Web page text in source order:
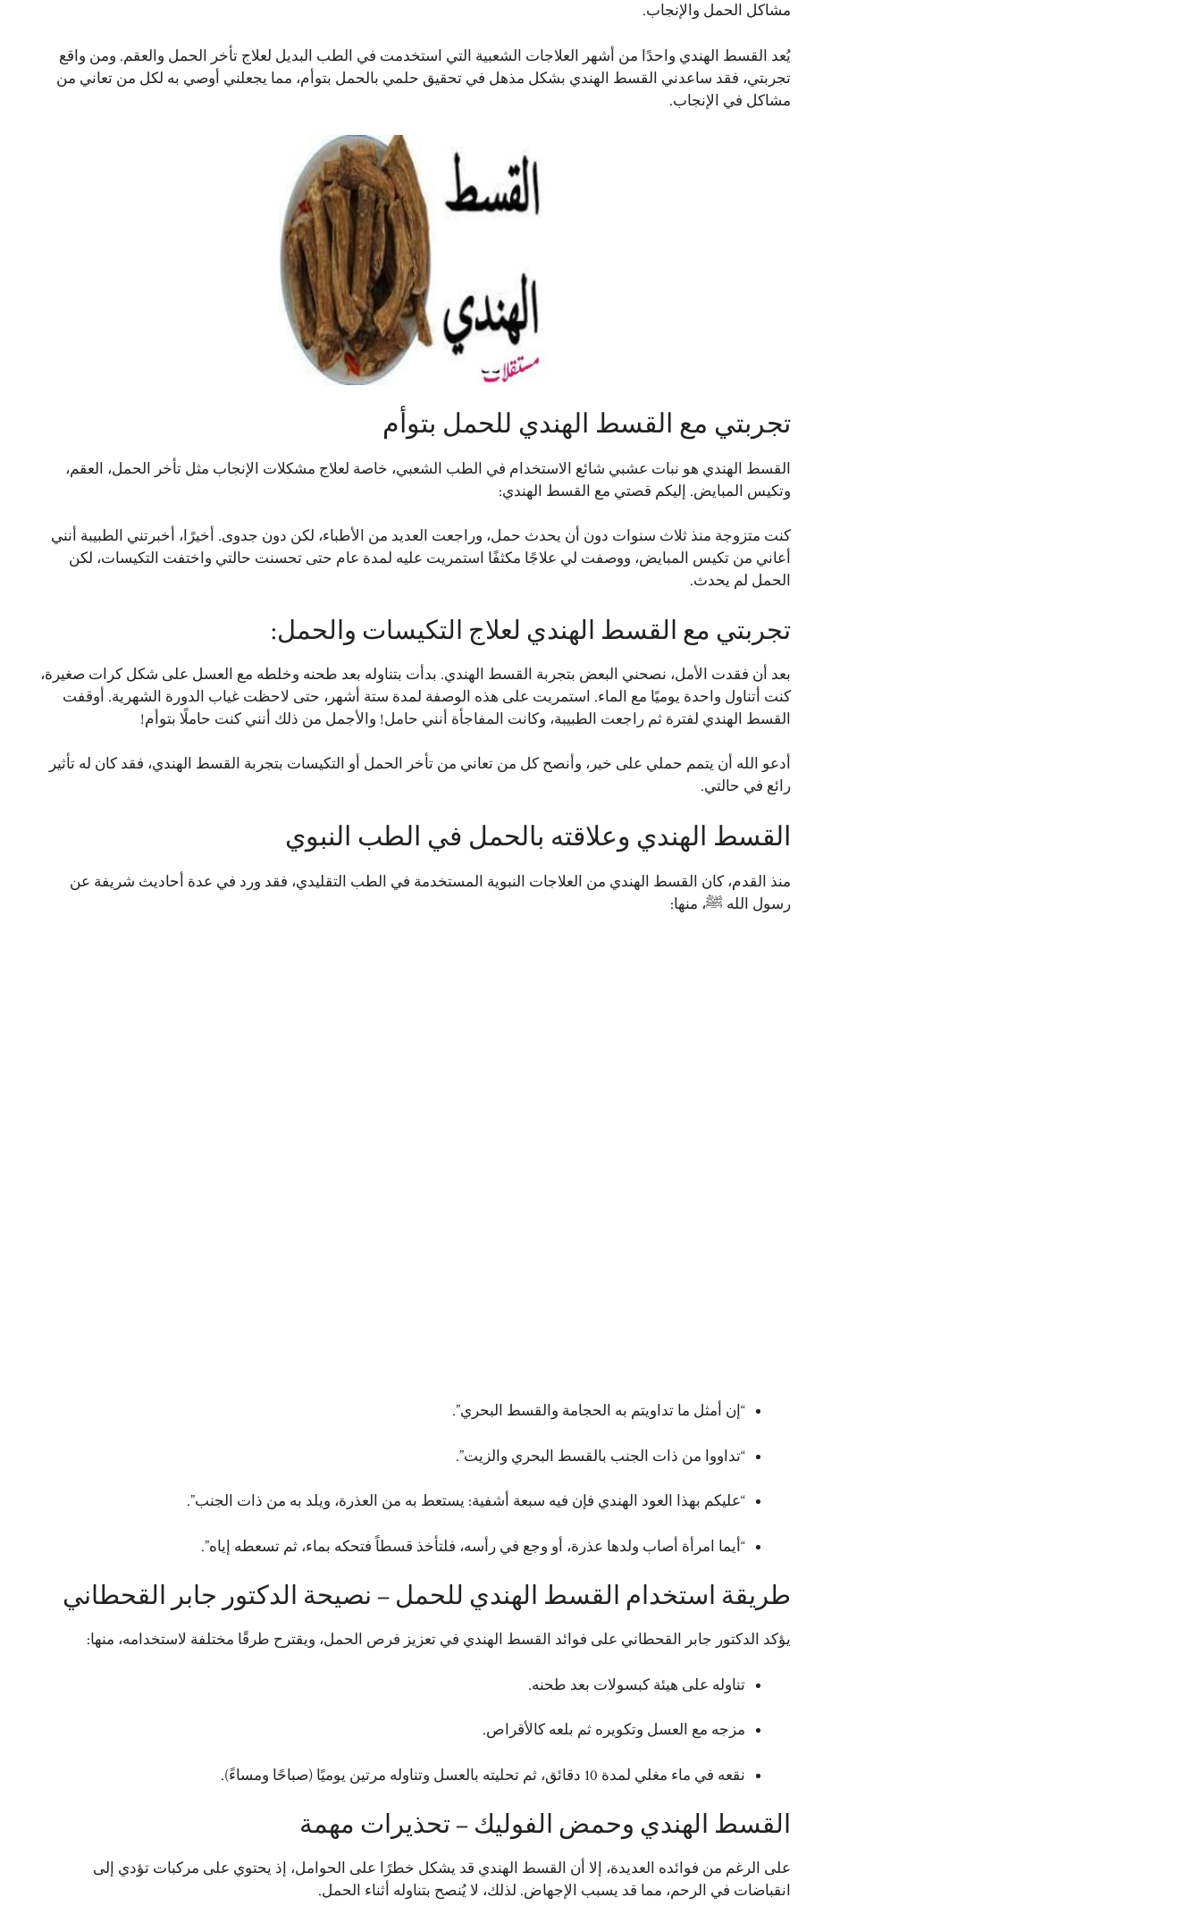
مشاكل الحمل والإنجاب.
يُعد القسط الهندي واحدًا من أشهر العلاجات الشعبية التي استخدمت في الطب البديل لعلاج تأخر الحمل والعقم. ومن واقع
تجربتي، فقد ساعدني القسط الهندي بشكل مذهل في تحقيق حلمي بالحمل بتوأم، مما يجعلني أوصي به لكل من تعاني من
مشاكل في الإنجاب.
تجربتي مع القسط الهندي للحمل بتوأم
القسط الهندي هو نبات عشبي شائع الاستخدام في الطب الشعبي، خاصة لعلاج مشكلات الإنجاب مثل تأخر الحمل، العقم،
وتكيس المبايض. إليكم قصتي مع القسط الهندي:
كنت متزوجة منذ ثلاث سنوات دون أن يحدث حمل، وراجعت العديد من الأطباء، لكن دون جدوى. أخيرًا، أخبرتني الطبيبة أنني
أعاني من تكيس المبايض، ووصفت لي علاجًا مكثفًا استمريت عليه لمدة عام حتى تحسنت حالتي واختفت التكيسات، لكن
الحمل لم يحدث.
تجربتي مع القسط الهندي لعلاج التكيسات والحمل:
بعد أن فقدت الأمل، نصحني البعض بتجربة القسط الهندي. بدأت بتناوله بعد طحنه وخلطه مع العسل على شكل كرات صغيرة،
كنت أتناول واحدة يوميًا مع الماء. استمريت على هذه الوصفة لمدة ستة أشهر، حتى لاحظت غياب الدورة الشهرية. أوقفت
القسط الهندي لفترة ثم راجعت الطبيبة، وكانت المفاجأة أنني حامل! والأجمل من ذلك أنني كنت حاملًا بتوأم!
أدعو الله أن يتمم حملي على خير، وأنصح كل من تعاني من تأخر الحمل أو التكيسات بتجربة القسط الهندي، فقد كان له تأثير
رائع في حالتي.
القسط الهندي وعلاقته بالحمل في الطب النبوي
منذ القدم، كان القسط الهندي من العلاجات النبوية المستخدمة في الطب التقليدي، فقد ورد في عدة أحاديث شريفة عن
رسول الله ﷺ، منها:
“إن أمثل ما تداويتم به الحجامة والقسط البحري”.
“تداووا من ذات الجنب بالقسط البحري والزيت”.
“عليكم بهذا العود الهندي فإن فيه سبعة أشفية: يستعط به من العذرة، ويلد به من ذات الجنب”.
“أيما امرأة أصاب ولدها عذرة، أو وجع في رأسه، فلتأخذ قسطاً فتحكه بماء، ثم تسعطه إياه”.
طريقة استخدام القسط الهندي للحمل – نصيحة الدكتور جابر القحطاني
يؤكد الدكتور جابر القحطاني على فوائد القسط الهندي في تعزيز فرص الحمل، ويقترح طرقًا مختلفة لاستخدامه، منها:
تناوله على هيئة كبسولات بعد طحنه.
مزجه مع العسل وتكويره ثم بلعه كالأقراص.
نقعه في ماء مغلي لمدة 10 دقائق، ثم تحليته بالعسل وتناوله مرتين يوميًا (صباحًا ومساءً).
القسط الهندي وحمض الفوليك – تحذيرات مهمة
على الرغم من فوائده العديدة، إلا أن القسط الهندي قد يشكل خطرًا على الحوامل، إذ يحتوي على مركبات تؤدي إلى
انقباضات في الرحم، مما قد يسبب الإجهاض. لذلك، لا يُنصح بتناوله أثناء الحمل.